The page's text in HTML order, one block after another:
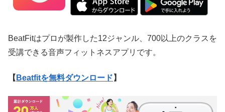
BeatFitはプロが製作した12ジャンル、700以上のクラスを
受講できる音声フィットネスアプリです。
【 Beatfitを無料ダウンロード 】